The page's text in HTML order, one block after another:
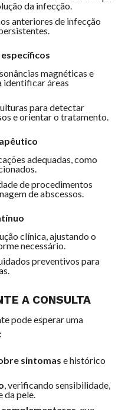
da infecção.
anteriores de infecção
magnéticas e
identificar áreas
para detectar
e orientar o tratamento.
adequadas, como
de procedimentos
de abscessos.
clínica, ajustando o
necessário.
preventivos para
A CONSULTA
pode esperar uma
sintomas e histórico
, verificando sensibilidade,
pele.